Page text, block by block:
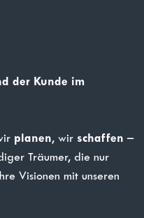
der Kunde im
planen, wir schaffen –
Träumer, die nur
Visionen mit unseren